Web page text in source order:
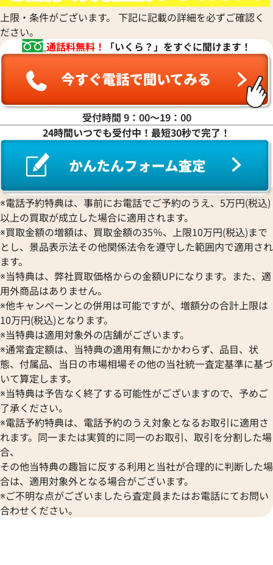
イデイト 40 228235 スレー
字盤
格
円
点の参考買取価格です
ロレックス デイデイト 40
ョコレート文字盤
参考買取価格
7,170,000円
※2025年6月時点の参考買取価
イデイト 228345RBR シル
格
日時点の参考買取価格です
ンオンブレ文字盤
参考買取価格
10,210,000円
※2026年5月時点の参考買取
上限・条件がございます。 下記に記載の詳細を必ずご確認く
ださい。
通話料無料！
「いくら？」をすぐに聞けます！
受付時間 9：00〜19：00
24時間いつでも受付中！最短30秒で完了！
※電話予約特典は、事前にお電話でご予約のうえ、5万円(税込)
以上の買取が成立した場合に適用されます。
※買取金額の増額は、買取金額の35％、上限10万円(税込)まで
とし、景品表示法その他関係法令を遵守した範囲内で適用され
ます。
※当特典は、弊社買取価格からの金額UPになります。また、適
用外商品はありません。
※他キャンペーンとの併用は可能ですが、増額分の合計上限は
10万円(税込)となります。
※当特典は適用対象外の店舗がございます。
※通常査定額は、当特典の適用有無にかかわらず、品目、状
態、付属品、当日の市場相場その他の当社統一査定基準に基づ
いて算定します。
※当特典は予告なく終了する可能性がございますので、予めご
了承ください。
※電話予約特典は、電話予約のうえ対象となるお取引に適用さ
れます。同一または実質的に同一のお取引、取引を分割した場
合、
その他当特典の趣旨に反する利用と当社が合理的に判断した場
合は、適用対象外となる場合がございます。
※ご不明な点がございましたら査定員またはお電話にてお問い
合わせください。